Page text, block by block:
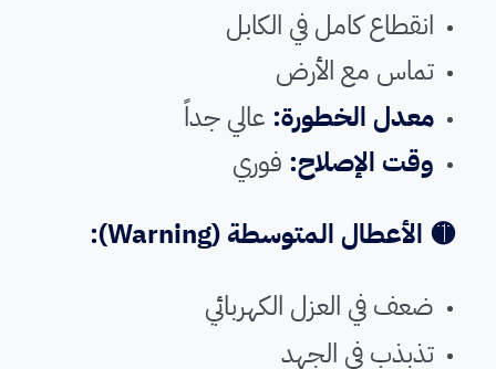
انقطاع كامل في الكابل
تماس مع الأرض
معدل الخطورة: عالي جداً
وقت الإصلاح: فوري
🟡 الأعطال المتوسطة (Warning):
ضعف في العزل الكهربائي
تذبذب في الجهد